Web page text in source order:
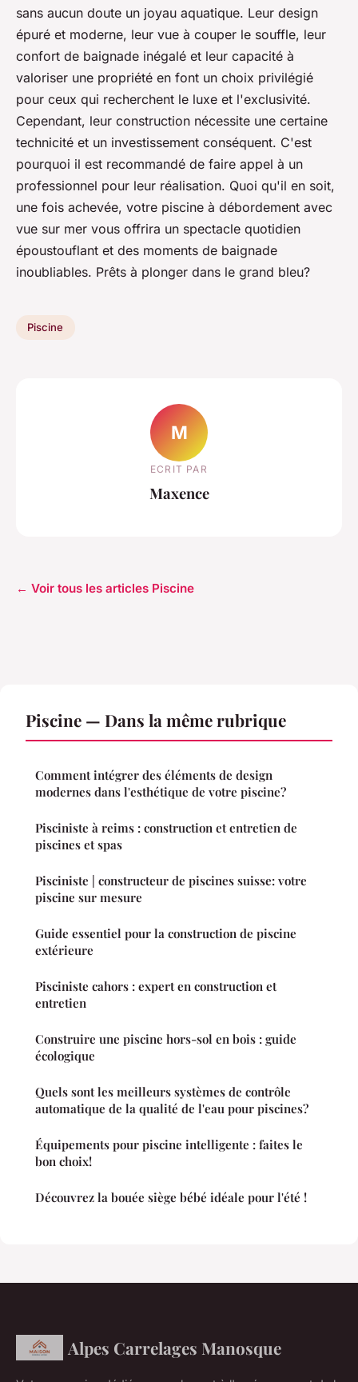
sans aucun doute un joyau aquatique. Leur design
épuré et moderne, leur vue à couper le souffle, leur
confort de baignade inégalé et leur capacité à
valoriser une propriété en font un choix privilégié
pour ceux qui recherchent le luxe et l'exclusivité.
Cependant, leur construction nécessite une certaine
technicité et un investissement conséquent. C'est
pourquoi il est recommandé de faire appel à un
professionnel pour leur réalisation. Quoi qu'il en soit,
une fois achevée, votre piscine à débordement avec
vue sur mer vous offrira un spectacle quotidien
époustouflant et des moments de baignade
inoubliables. Prêts à plonger dans le grand bleu?
Piscine
M
ECRIT PAR
Maxence
← Voir tous les articles Piscine
Piscine — Dans la même rubrique
Comment intégrer des éléments de design
modernes dans l'esthétique de votre piscine?
Pisciniste à reims : construction et entretien de
piscines et spas
Pisciniste | constructeur de piscines suisse: votre
piscine sur mesure
Guide essentiel pour la construction de piscine
extérieure
Pisciniste cahors : expert en construction et
entretien
Construire une piscine hors-sol en bois : guide
écologique
Quels sont les meilleurs systèmes de contrôle
automatique de la qualité de l'eau pour piscines?
Équipements pour piscine intelligente : faites le
bon choix!
Découvrez la bouée siège bébé idéale pour l'été !
Alpes Carrelages Manosque